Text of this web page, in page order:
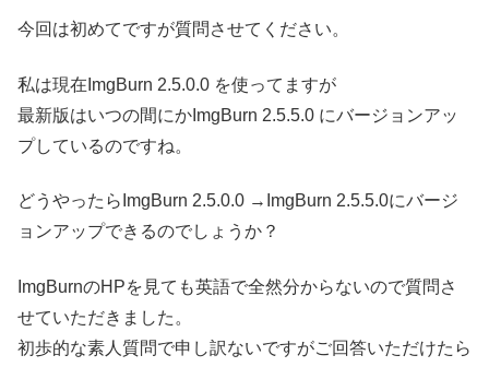
今回は初めてですが質問させてください。
私は現在ImgBurn 2.5.0.0 を使ってますが
最新版はいつの間にかImgBurn 2.5.5.0 にバージョンアッ
プしているのですね。
どうやったらImgBurn 2.5.0.0 →ImgBurn 2.5.5.0にバージ
ョンアップできるのでしょうか？
ImgBurnのHPを見ても英語で全然分からないので質問さ
せていただきました。
初歩的な素人質問で申し訳ないですがご回答いただけたら